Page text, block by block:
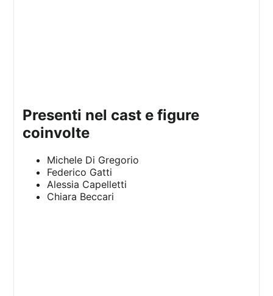
presenti nel cast e figure
coinvolte
Michele Di Gregorio
Federico Gatti
Alessia Capelletti
Chiara Beccari